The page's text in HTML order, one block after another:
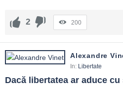
2 200
Alexandre
In: Libertate
Dacă libertatea ar aduce